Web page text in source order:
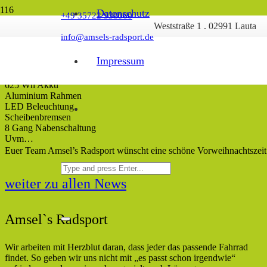
+49 35722 938060
info@amsels-radsport.de
Weststraße 1 . 02991 Lauta
Datenschutz
Impressum
Nach und nach kommen die ersten 2024er Modelle .
625 Wh Akku
Aluminium Rahmen
LED Beleuchtung
Scheibenbremsen
8 Gang Nabenschaltung
Uvm…
Euer Team Amsel’s Radsport wünscht eine schöne
weiter zu allen News
Amsel`s Radsport
Wir arbeiten mit Herzblut daran, dass jeder das passende Fahrrad
findet. So geben wir uns nicht mit „es passt schon irgendwie“